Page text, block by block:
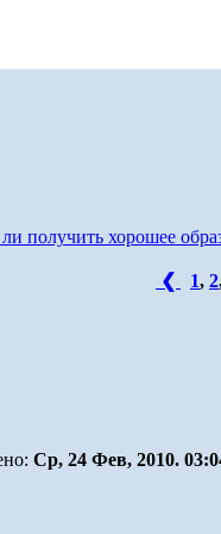
получить хорошее
❮ 1, 2
Ср, 24 Фев, 2010.